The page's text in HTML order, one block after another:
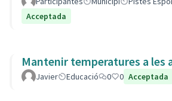
Acceptada
Mantenir temperatures a les
Javier Educació 0 0 Acceptada